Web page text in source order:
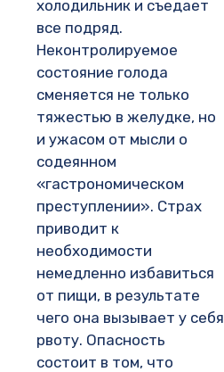
холодильник и съедает
все подряд.
Неконтролируемое
состояние голода
сменяется не только
тяжестью в желудке, но
и ужасом от мысли о
содеянном
«гастрономическом
преступлении». Страх
приводит к
необходимости
немедленно избавиться
от пищи, в результате
чего она вызывает у себя
рвоту. Опасность
состоит в том, что